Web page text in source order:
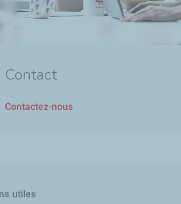
Contact
Contactez-nous
utiles